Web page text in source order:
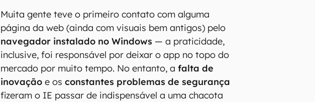
Muita gente teve o primeiro contato com alguma
página da web (ainda com visuais bem antigos) pelo
navegador instalado no Windows — a praticidade,
inclusive, foi responsável por deixar o app no topo do
mercado por muito tempo. No entanto, a falta de
inovação e osconstantes problemas de segurança
fizeram o IE passar de indispensável a uma chacota